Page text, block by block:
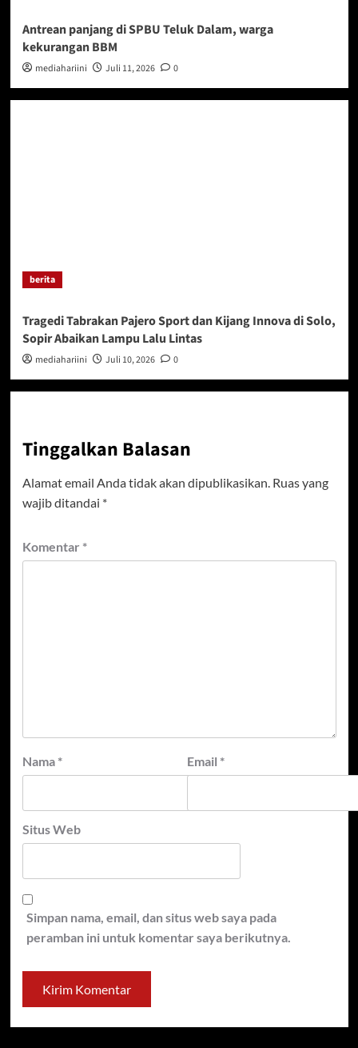
Antrean panjang di SPBU Teluk Dalam, warga
kekurangan BBM
mediahariini Juli 11, 2026 0
berita
Tragedi Tabrakan Pajero Sport dan Kijang Innova di Solo,
Sopir Abaikan Lampu Lalu Lintas
mediahariini Juli 10, 2026 0
Tinggalkan Balasan
Alamat email Anda tidak akan dipublikasikan. Ruas yang
wajib ditandai *
Komentar *
Nama * Email *
Situs Web
Simpan nama, email, dan situs web saya pada
peramban ini untuk komentar saya berikutnya.